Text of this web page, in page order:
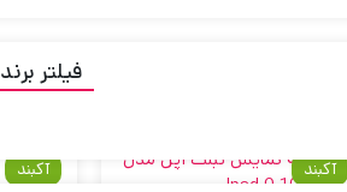
پرفروش‌ترین
آکبند آکبند
فیلتر برند